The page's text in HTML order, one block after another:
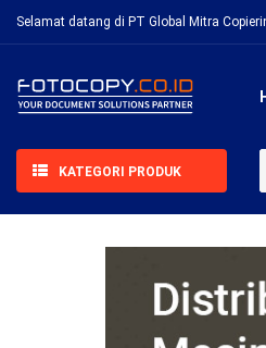
Selamat datang di PT Global Mitra
KATEGORI PRODUK